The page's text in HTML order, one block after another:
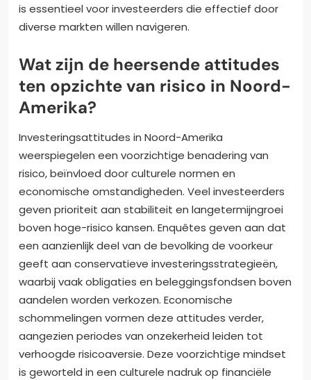
is essentieel voor investeerders die effectief door
diverse markten willen navigeren.
Wat zijn de heersende attitudes
ten opzichte van risico in Noord-
Amerika?
Investeringsattitudes in Noord-Amerika
weerspiegelen een voorzichtige benadering van
risico, beïnvloed door culturele normen en
economische omstandigheden. Veel investeerders
geven prioriteit aan stabiliteit en langetermijngroei
boven hoge-risico kansen. Enquêtes geven aan dat
een aanzienlijk deel van de bevolking de voorkeur
geeft aan conservatieve investeringsstrategieën,
waarbij vaak obligaties en beleggingsfondsen boven
aandelen worden verkozen. Economische
schommelingen vormen deze attitudes verder,
aangezien periodes van onzekerheid leiden tot
verhoogde risicoaversie. Deze voorzichtige mindset
is geworteld in een culturele nadruk op financiële